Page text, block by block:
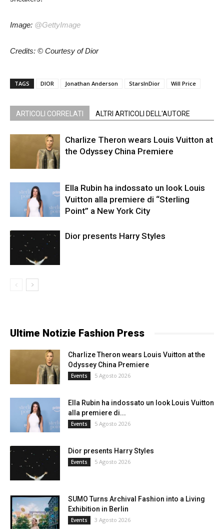
Image: @GettyImage
Credits: © Courtesy of Dior
TAGS DIOR Jonathan Anderson StarsInDior Will Price
ARTICOLI CORRELATI ALTRI ARTICOLI DELL'AUTORE
Charlize Theron wears Louis Vuitton at
the Odyssey China Premiere
Ella Rubin ha indossato un look Louis
Vuitton alla premiere di “Sterling
Point” a New York City
Dior presents Harry Styles
Ultime Notizie Fashion Press
Charlize Theron wears Louis Vuitton at the
Odyssey China Premiere
Events 5 Agosto 2026
Ella Rubin ha indossato un look Louis Vuitton
alla premiere di...
Events 5 Agosto 2026
Dior presents Harry Styles
Events 5 Agosto 2026
SUMO Turns Archival Fashion into a Living
Exhibition in Berlin
Events 3 Agosto 2026